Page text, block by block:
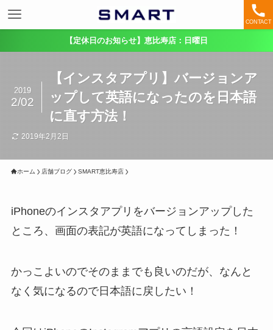
CONTACT
【定休日のお知らせ】恵比寿店：日曜日
【インスタアプリ】バージョンア
ップして英語になったのを日本語
に直す方法！
2019
2/02
2019年2月2日
ホーム 店舗ブログ SMART恵比寿店
iPhoneのインスタアプリをバージョンアップした
ところ、画面の表記が英語になってしまった！
かっこよいのでそのままでも良いのだが、なんと
なく気になるので日本語に戻したい！